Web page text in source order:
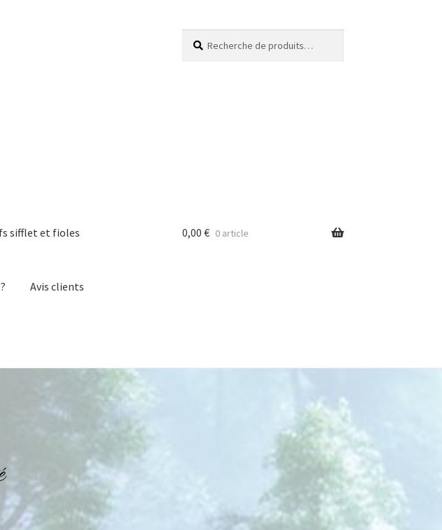
sifflet et fioles
Avis clients
0,00 € 0 article